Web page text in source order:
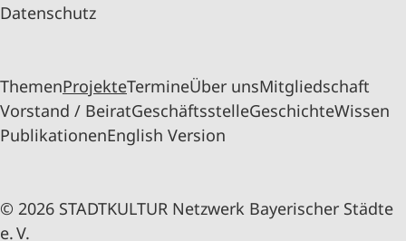
Datenschutz
ThemenProjekteTermineÜber unsMitgliedschaft
Vorstand / BeiratGeschäftsstelleGeschichteWissen
PublikationenEnglish Version
© 2026 STADTKULTUR Netzwerk Bayerischer Städte
e. V.